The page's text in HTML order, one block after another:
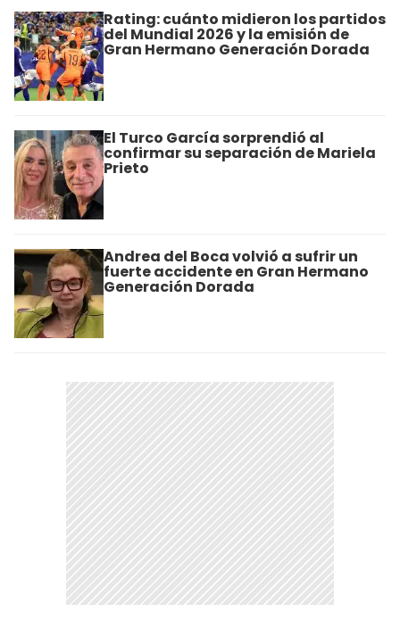
Rating: cuánto midieron los partidos
del Mundial 2026 y la emisión de
Gran Hermano Generación Dorada
El Turco García sorprendió al
confirmar su separación de Mariela
Prieto
Andrea del Boca volvió a sufrir un
fuerte accidente en Gran Hermano
Generación Dorada